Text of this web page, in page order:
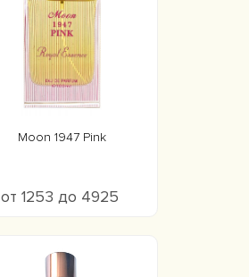
Moon 1947 Pink
от 1253 до 4925